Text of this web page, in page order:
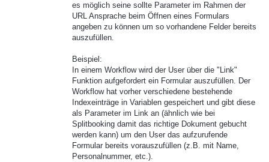
es möglich seine sollte Parameter im Rahmen der
URL Ansprache beim Öffnen eines Formulars
angeben zu können um so vorhandene Felder bereits
auszufüllen.
Beispiel:
In einem Workflow wird der User über die "Link"
Funktion aufgefordert ein Formular auszufüllen. Der
Workflow hat vorher verschiedene bestehende
Indexeinträge in Variablen gespeichert und gibt diese
als Parameter im Link an (ähnlich wie bei
Splitbooking damit das richtige Dokument gebucht
werden kann) um den User das aufzurufende
Formular bereits vorauszufüllen (z.B. mit Name,
Personalnummer, etc.).